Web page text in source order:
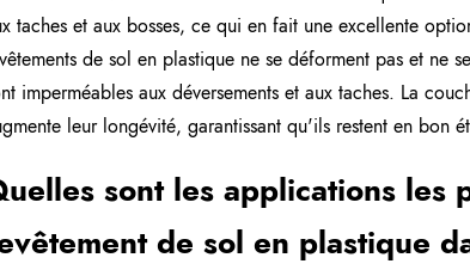
taches et aux bosses, ce qui en fait une excellente
de sol en plastique ne se déforment pas et ne
imperméables aux déversements et aux taches. La
leur longévité, garantissant qu'ils restent en bon
sont les applications les
de sol en plastique